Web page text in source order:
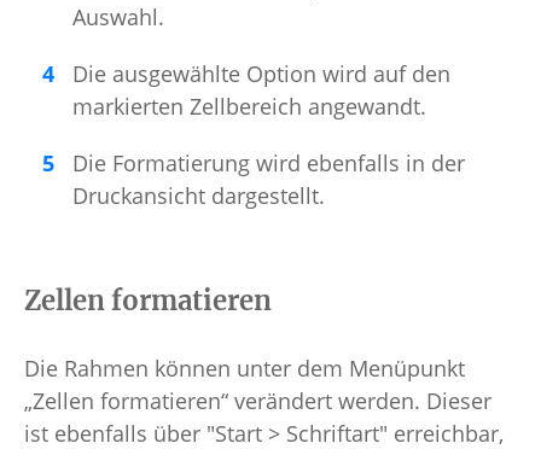
Auswahl.
Die ausgewählte Option wird auf den
markierten Zellbereich angewandt.
Die Formatierung wird ebenfalls in der
Druckansicht dargestellt.
Zellen formatieren
Die Rahmen können unter dem Menüpunkt
„Zellen formatieren“ verändert werden. Dieser
ist ebenfalls über "Start > Schriftart" erreichbar,